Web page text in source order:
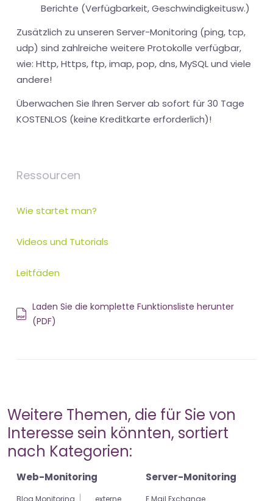
Berichte (Verfügbarkeit, Geschwindigkeitusw.)
Zusätzlich zu unseren Server-Monitoring (ping, tcp,
udp) sind zahlreiche weitere Protokolle verfügbar,
wie: Http, Https, ftp, imap, pop, dns, MySQL und viele
andere!
Überwachen Sie Ihren Server ab sofort für 30 Tage
KOSTENLOS (keine Kreditkarte erforderlich)!
Ressourcen
Wie startet man?
Videos und Tutorials
Leitfäden
Laden Sie die komplette Funktionsliste herunter
(PDF)
Weitere Themen, die für Sie von
Interesse sein könnten, sortiert
nach Kategorien:
Web-Monitoring
Blog Monitoring
externe
Server-Monitoring
E Mail Exchange